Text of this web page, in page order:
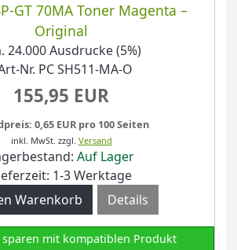
GT 70MA Toner Magenta –
Original
24.000 Ausdrucke (5%)
Nr. PC SH511-MA-O
155,95 EUR
0,65 EUR pro 100 Seiten
inkl. MwSt. zzgl. Versand
Auf Lager
1-3 Werktage
Details
sparen mit kompatiblen Produkt